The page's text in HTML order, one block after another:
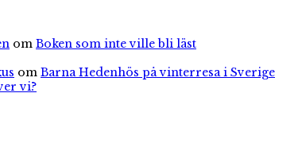
om Boken som inte ville bli läst
om Barna Hedenhös på vinterresa i Sverige
vi?